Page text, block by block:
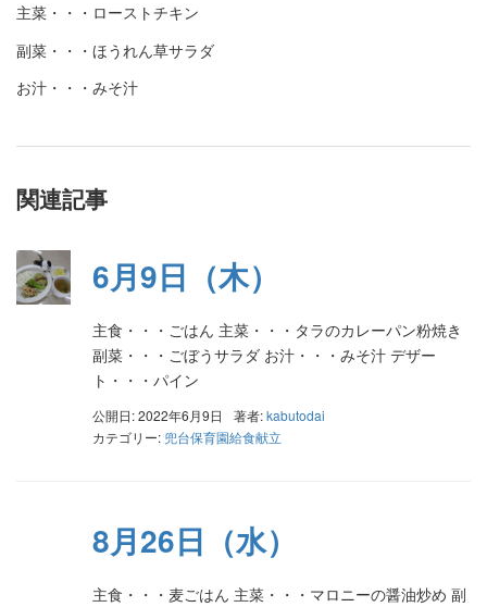
主菜・・・ローストチキン
副菜・・・ほうれん草サラダ
お汁・・・みそ汁
関連記事
6月9日（木）
主食・・・ごはん 主菜・・・タラのカレーパン粉焼き
副菜・・・ごぼうサラダ お汁・・・みそ汁 デザー
ト・・・パイン
公開日: 2022年6月9日 著者:kabutodai
カテゴリー: 兜台保育園給食献立
8月26日（水）
主食・・・麦ごはん 主菜・・・マロニーの醤油炒め 副